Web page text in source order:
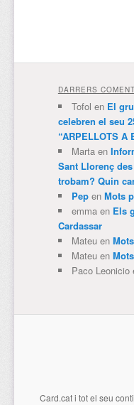
DARRERS
Tofol en El
celebren el seu
“ARPELLOTS A
Martaen
Sant Llorenç
trobam? Quin
Pepen Mots
emmaen Els
Cardassar
Mateuen
Mateuen
Paco Leonicio
Card.cati tot el seu